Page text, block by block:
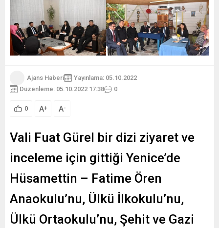
Ajans Haberi
Yayınlama: 05.10.2022
Düzenleme: 05.10.2022 17:38
0
0 A+ A-
Vali Fuat Gürel bir dizi ziyaret ve
inceleme için gittiği Yenice’de
Hüsamettin – Fatime Ören
Anaokulu’nu, Ülkü İlkokulu’nu,
Ülkü Ortaokulu’nu, Şehit ve Gazi